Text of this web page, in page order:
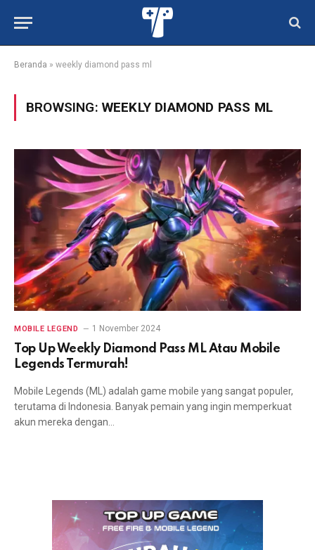
Beranda » weekly diamond pass ml
BROWSING: WEEKLY DIAMOND PASS ML
MOBILE LEGEND 1 November 2024
Top Up Weekly Diamond Pass ML Atau Mobile
Legends Termurah!
Mobile Legends (ML) adalah game mobile yang sangat populer,
terutama di Indonesia. Banyak pemain yang ingin memperkuat
akun mereka dengan…